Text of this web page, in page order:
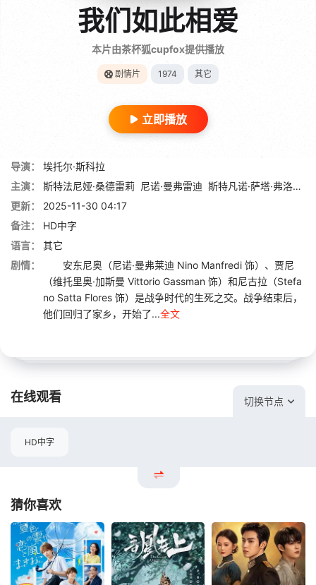
我们如此相爱
本片由茶杯狐cupfox提供播放
剧情片 1974 其它
立即播放
导演：
埃托尔·斯科拉
主演：
斯特法尼娅·桑德雷莉 尼诺·曼弗雷迪 斯特凡诺·萨塔·弗洛雷斯
更新：
2025-11-30 04:17
备注：
HD中字
语言：
其它
剧情：
安东尼奥（尼诺·曼弗莱迪 Nino Manfredi 饰）、贾尼
（维托里奥·加斯曼 Vittorio Gassman 饰）和尼古拉（Stefa
no Satta Flores 饰）是战争时代的生死之交。战争结束后，
他们回归了家乡，开始了...全文
在线观看 切换节点
HD中字
猜你喜欢